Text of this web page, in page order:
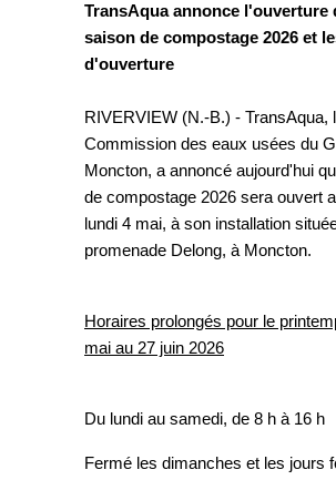
TransAqua annonce l'ouverture
saison de compostage 2026 et
d'ouverture
RIVERVIEW (N.-B.) - TransAqua,
Commission des eaux usées du
Moncton, a annoncé aujourd'hui
de compostage 2026 sera ouvert
lundi 4 mai, à son installation
promenade Delong, à Moncton.
Horaires prolongés pour le
mai au 27 juin 2026
Du lundi au samedi, de 8 h à 16 h
Fermé les dimanches et les jours